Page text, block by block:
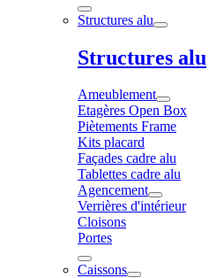
Structures alu
Structures alu
Ameublement
Etagères Open Box
Piètements Frame
Kits placard
Façades cadre alu
Tablettes cadre alu
Agencement
Verrières d'intérieur
Cloisons
Portes
Caissons